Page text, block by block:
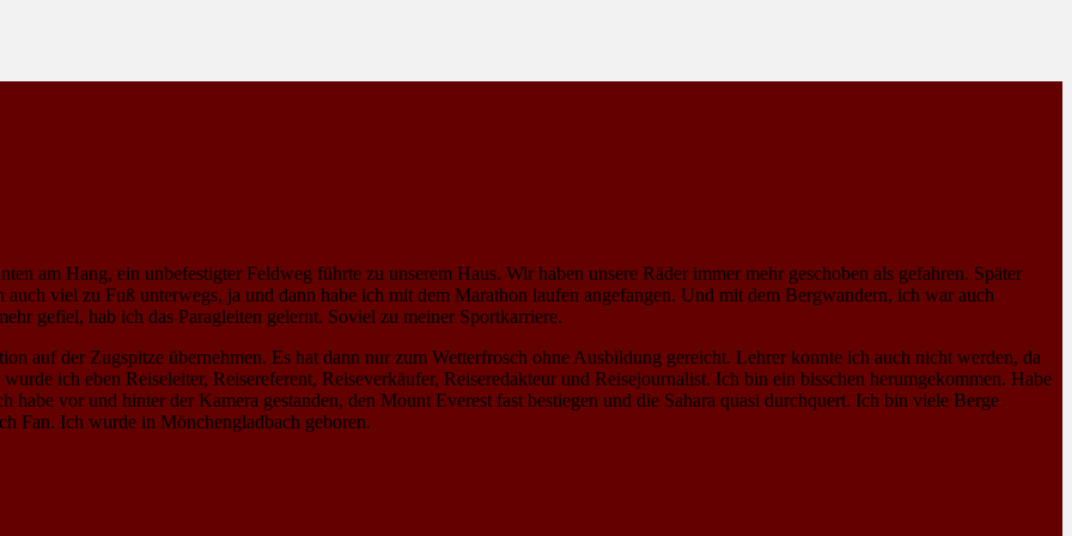
am Hang, ein unbefestigter Feldweg führte zu unserem Haus. Wir haben unsere Räder immer mehr geschoben als gefahren. Später
viel zu Fuß unterwegs, ja und dann habe ich mit dem Marathon laufen angefangen. Und mit dem Bergwandern, ich war auch
gefiel, hab ich das Paragleiten gelernt. Soviel zu meiner Sportkarriere.
auf der Zugspitze übernehmen. Es hat dann nur zum Wetterfrosch ohne Ausbildung gereicht. Lehrer konnte ich auch nicht werden, da
ich eben Reiseleiter, Reisereferent, Reiseverkäufer, Reiseredakteur und Reisejournalist. Ich bin ein bisschen herumgekommen. Habe
habe vor und hinter der Kamera gestanden, den Mount Everest fast bestiegen und die Sahara quasi durchquert. Ich bin viele Berge
Fan. Ich wurde in Mönchengladbach geboren.